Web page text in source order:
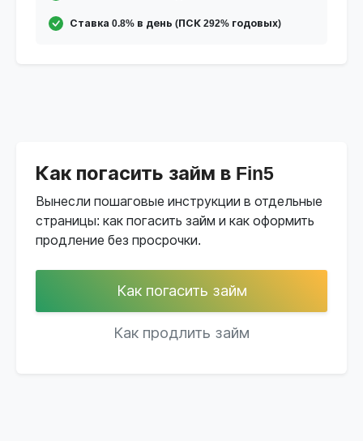
Ставка 0.8% в день (ПСК 292% годовых)
Как погасить займ в Fin5
Вынесли пошаговые инструкции в отдельные
страницы: как погасить займ и как оформить
продление без просрочки.
Как погасить займ
Как продлить займ